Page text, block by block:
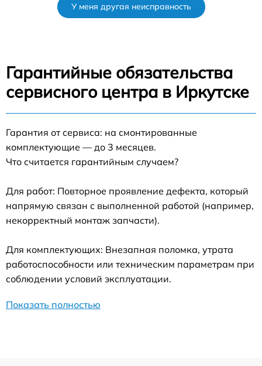
У меня другая неисправность
Гарантийные обязательства
сервисного центра в Иркутске
Гарантия от сервиса: на смонтированные
комплектующие — до 3 месяцев.
Что считается гарантийным случаем?
Для работ: Повторное проявление дефекта, который
напрямую связан с выполненной работой (например,
некорректный монтаж запчасти).
Для комплектующих: Внезапная поломка, утрата
работоспособности или техническим параметрам при
соблюдении условий эксплуатации.
Показать полностью